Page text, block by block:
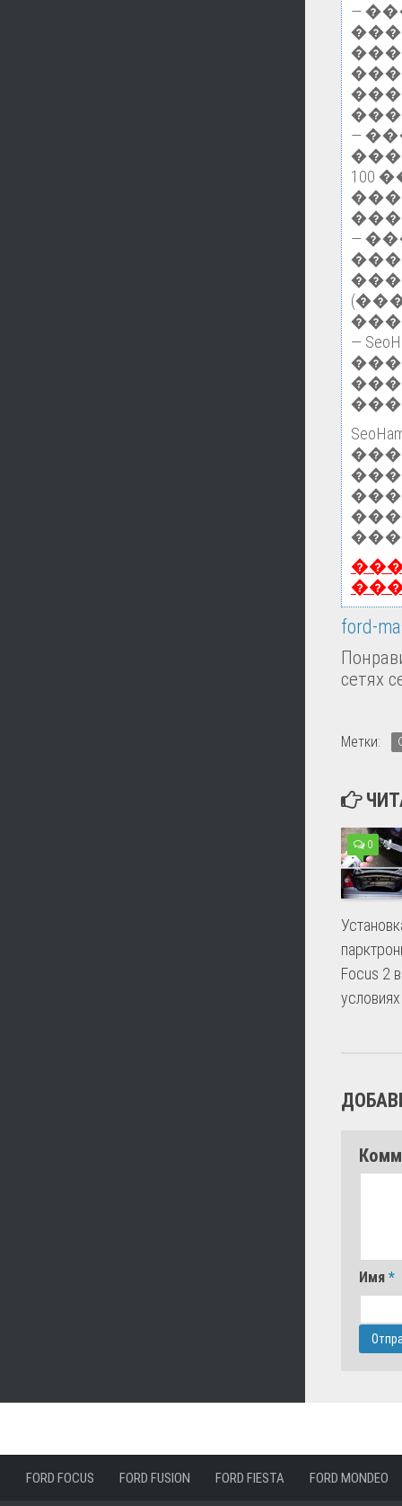
—
—
—
—
ford-
сетях
Метки:
0
Focus 2
условиях
Имя *
FORD FOCUS FORD FUSION FORD FIESTA FORD MONDEO